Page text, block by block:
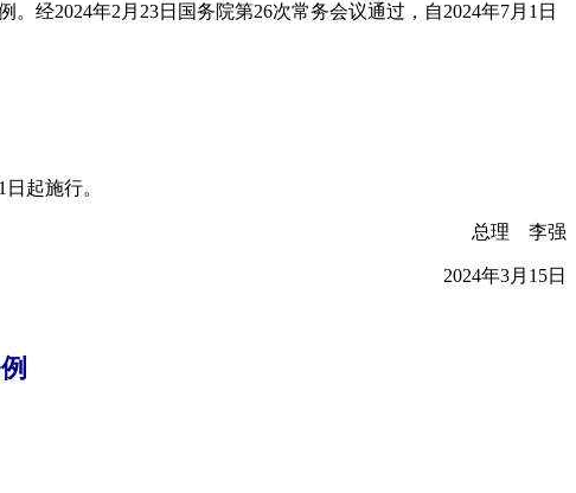
经2024年2月23日国务院第26次常务会议通过，自2024年7月1日
起施行。
总理 李强
2024年3月15日